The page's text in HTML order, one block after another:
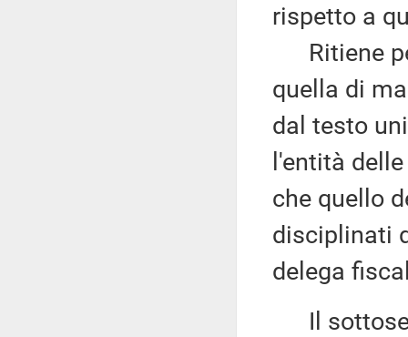
rispetto a
Ritiene
quella di
dal testo
l'entità
che quello
disciplinati
delega
Il